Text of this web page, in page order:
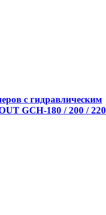
с гидравлическим
GCH-180 / 200 / 220